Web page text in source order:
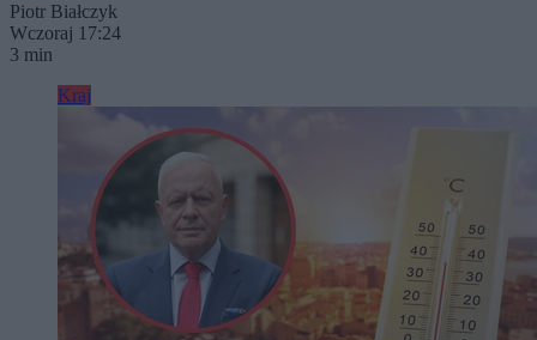
Piotr Białczyk
Wczoraj 17:24
3 min
Kraj